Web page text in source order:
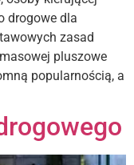
drogowe dla
zasad
pluszowe
popularnością, a